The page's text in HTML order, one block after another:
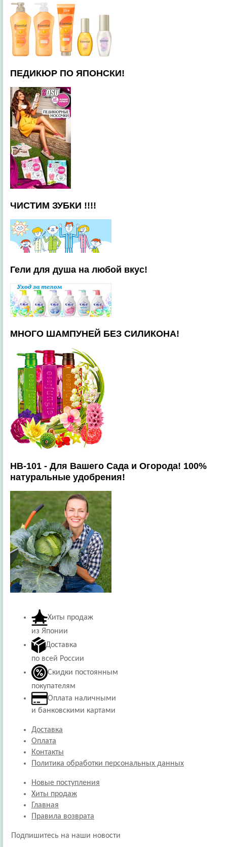
ПЕДИКЮР ПО ЯПОНСКИ!
ЧИСТИМ ЗУБКИ !!!!
Гели для душа на любой вкус!
МНОГО ШАМПУНЕЙ БЕЗ СИЛИКОНА!
HB-101 - Для Вашего Сада и Огорода! 100%
натуральные удобрения!
Хиты продаж
из Японии
Доставка
по всей России
Скидки постоянным
покупателям
Оплата наличными
и банковскими картами
Доставка
Оплата
Контакты
Политика обработки персональных данных
Новые поступления
Хиты продаж
Главная
Правила возврата
Подпишитесь на наши новости